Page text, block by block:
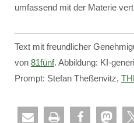
umfassend mit der Materie
Text mit freundlicher
von 81fünf. Abbildung: KI-
Prompt: Stefan Theßenvitz,